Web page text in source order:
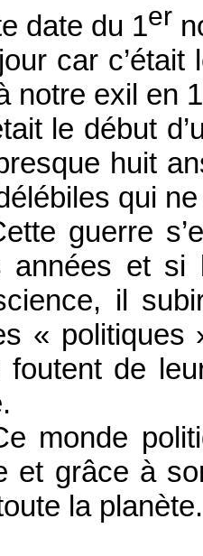
du 1er
car
notre exil en
début
huit
qui
s’est
années et si
il
« politiques
de
et grâce à
la planète.